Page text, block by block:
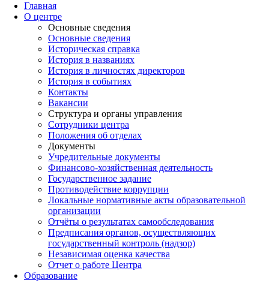
Главная
О центре
Основные сведения
Основные сведения
Историческая справка
История в названиях
История в личностях директоров
История в событиях
Контакты
Вакансии
Структура и органы управления
Сотрудники центра
Положения об отделах
Документы
Учредительные документы
Финансово-хозяйственная деятельность
Государственное задание
Противодействие коррупции
Локальные нормативные акты образовательной
организации
Отчёты о результатах самообследования
Предписания органов, осуществляющих
государственный контроль (надзор)
Независимая оценка качества
Отчет о работе Центра
Образование